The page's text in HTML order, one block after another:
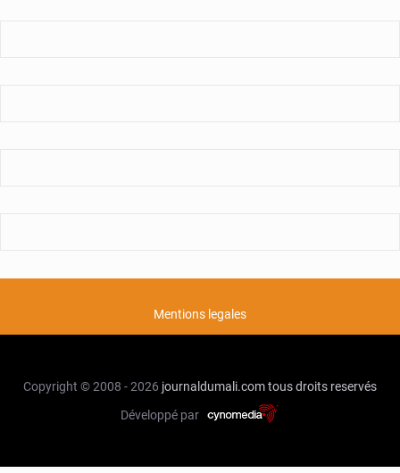
Mentions legales
Copyright © 2008 - 2026 journaldumali.comtous droits reservés
Développé par